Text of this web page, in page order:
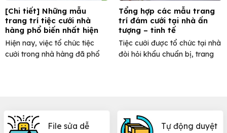
[Chi tiết] Những mẫu
trang trí tiệc cưới nhà
hàng phổ biến nhất hiện
nay
Hiện nay, việc tổ chức tiệc
cưới trong nhà hàng đã phổ
Tổng hợp các mẫu trang
trí đám cưới tại nhà ấn
tượng – tinh tế
Tiệc cưới được tổ chức tại nhà
đòi hỏi khẩu chuẩn bị, trang
File sửa dễ
Tự động duyệt